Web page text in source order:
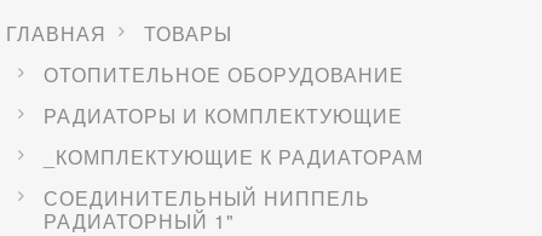
ГЛАВНАЯ
ТОВАРЫ
ОТОПИТЕЛЬНОЕ ОБОРУДОВАНИЕ
РАДИАТОРЫ И КОМПЛЕКТУЮЩИЕ
_КОМПЛЕКТУЮЩИЕ К РАДИАТОРАМ
СОЕДИНИТЕЛЬНЫЙ НИППЕЛЬ
РАДИАТОРНЫЙ 1"